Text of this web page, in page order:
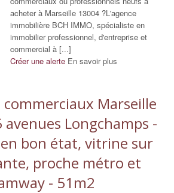
acheter à Marseille 13004 ?L'agence
immobilière BCH IMMO, spécialiste en
immobilier professionnel, d'entreprise et
commercial à [...]
Créer une alerte En savoir plus
Marseille
avenues Longchamps -
bon état, vitrine sur
proche métro et
- 51m2